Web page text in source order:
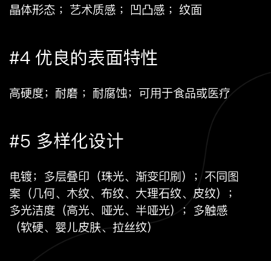
晶体形态 ；艺术质感 ；凹凸感 ；纹面
#4 优良的表面特性
高硬度；耐磨 ；耐腐蚀；可用于食品或医疗
#5 多样化设计
电镀；多层叠印（珠光、渐变印刷）；不同图
案（几何、木纹、布纹、大理石纹、皮纹）；
多光洁度（高光、哑光、半哑光）；多触感
（软硬、婴儿皮肤、拉丝纹）